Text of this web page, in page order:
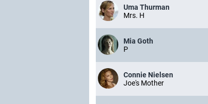
Uma Thurman
Mrs. H
Mia Goth
P
Connie Nielsen
Joe's Mother